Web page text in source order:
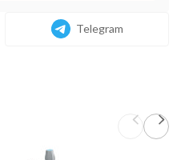
Telegram